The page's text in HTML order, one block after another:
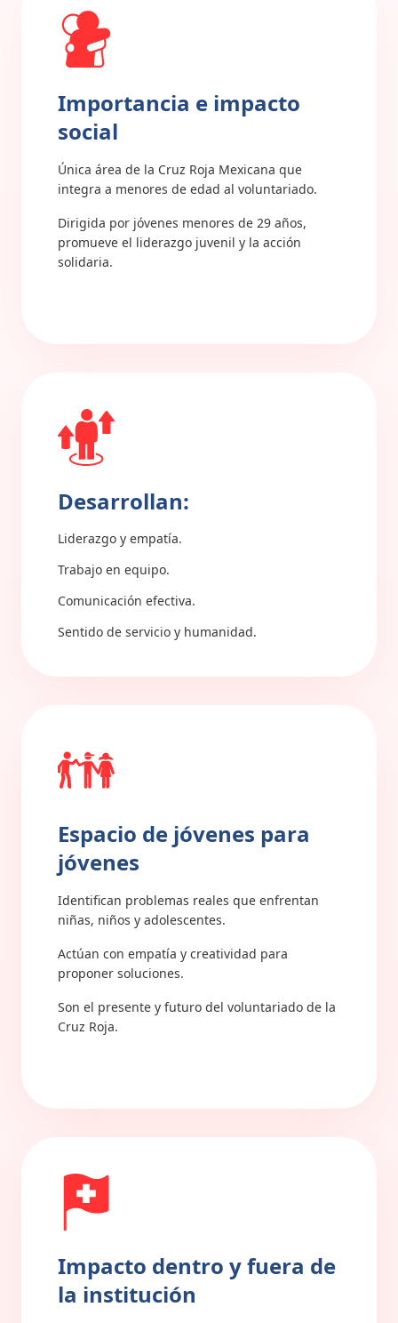
Importancia e impacto
social
Única área de la Cruz Roja Mexicana que
integra a menores de edad al voluntariado.
Dirigida por jóvenes menores de 29 años,
promueve el liderazgo juvenil y la acción
solidaria.
Desarrollan:
Liderazgo y empatía.
Trabajo en equipo.
Comunicación efectiva.
Sentido de servicio y humanidad.
Espacio de jóvenes para
jóvenes
Identifican problemas reales que enfrentan
niñas, niños y adolescentes.
Actúan con empatía y creatividad para
proponer soluciones.
Son el presente y futuro del voluntariado de la
Cruz Roja.
Impacto dentro y fuera de
la institución